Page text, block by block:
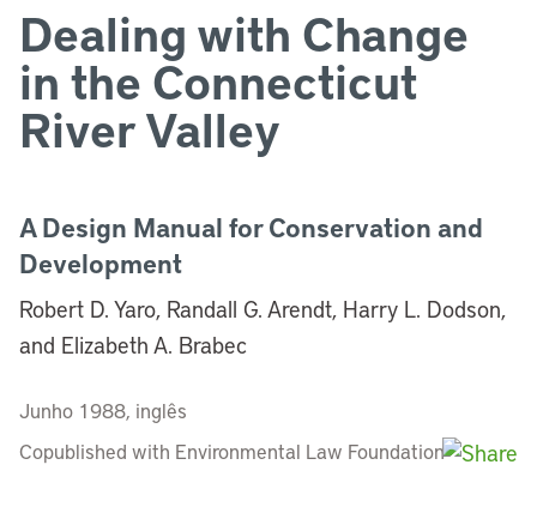
Dealing with Change
in the Connecticut
River Valley
A Design Manual for Conservation and
Development
Robert D. Yaro, Randall G. Arendt, Harry L. Dodson,
and Elizabeth A. Brabec
Junho 1988, inglês
Copublished with Environmental Law Foundation